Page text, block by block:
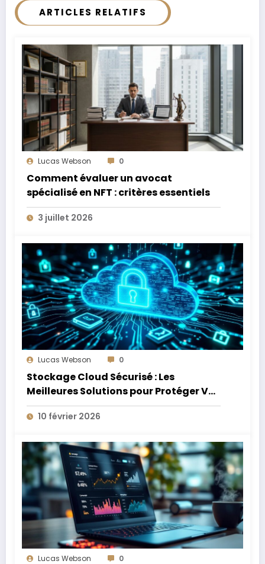
ARTICLES RELATIFS
Lucas Webson 0
Comment évaluer un avocat
spécialisé en NFT : critères essentiels
3 juillet 2026
Lucas Webson 0
Stockage Cloud Sécurisé : Les
Meilleures Solutions pour Protéger Vos
Données Sensibles
10 février 2026
Lucas Webson 0